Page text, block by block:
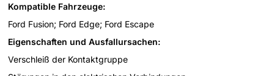
Kompatible Fahrzeuge:
Ford Fusion; Ford Edge; Ford Escape
Eigenschaften und Ausfallursachen:
Verschleiß der Kontaktgruppe